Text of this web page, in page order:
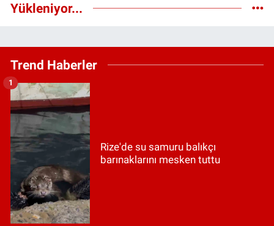
Yükleniyor...
Trend Haberler
Rize'de su samuru balıkçı
barınaklarını mesken tuttu
1